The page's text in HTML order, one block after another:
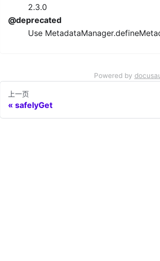
2.3.0
@deprecated
Use
Powered by
上一页
safelyGet